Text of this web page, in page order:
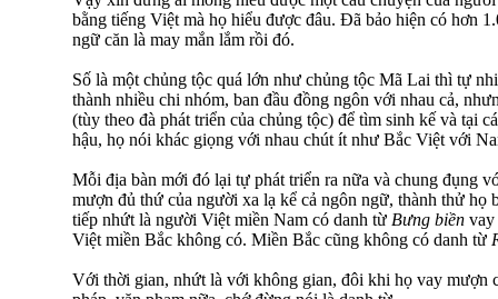
bằng tiếng Việt mà họ hiểu được đâu. Đã bảo hiện có hơn
ngữ căn là may mắn lắm rồi đó.
Số là một chủng tộc quá lớn như chủng tộc Mã Lai thì tự
thành nhiều chi nhóm, ban đầu đồng ngôn với nhau cả,
(tùy theo đà phát triển của chủng tộc) để tìm sinh kế và tại
hậu, họ nói khác giọng với nhau chút ít như Bắc Việt với
Mỗi địa bàn mới đó lại tự phát triển ra nữa và chung đụng
mượn đủ thứ của người xa lạ kể cả ngôn ngữ, thành thử họ
tiếp nhứt là người Việt miền Nam có danh từ Bưng biền vay
Việt miền Bắc không có. Miền Bắc cũng không có danh từ
Với thời gian, nhứt là với không gian, đôi khi họ vay mượn